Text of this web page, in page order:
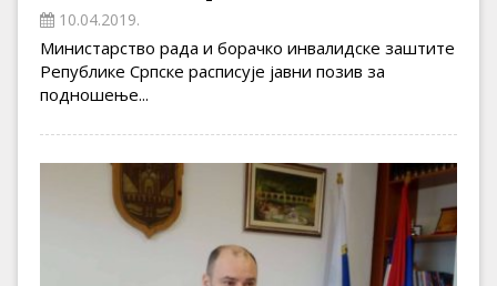
10.04.2019.
Министарство рада и борачко инвалидске заштите
Републике Српске расписује јавни позив за
подношење...